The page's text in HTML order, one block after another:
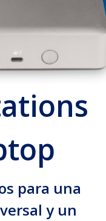
para una
y un